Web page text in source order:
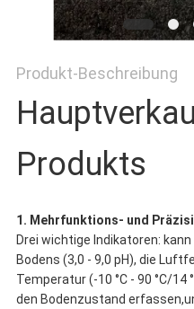
Produkt-Beschreibung
Produkts
1. Mehrfunktions- und
Drei wichtige Indikatoren:
Bodens (3,0 - 9,0 pH), die
Temperatur (-10 °C - 90 °C/14
den Bodenzustand